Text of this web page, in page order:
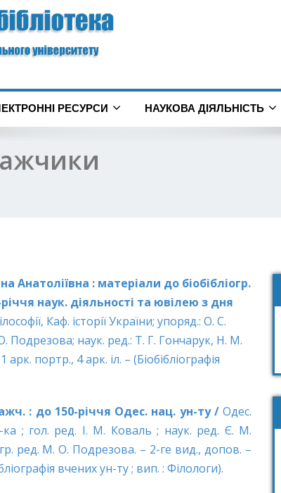
РЕСУРСИ НАУКОВА ДІЯЛЬНІСТЬ
: матеріали до біобібліогр.
наук. діяльності та ювілею з дня
Каф. історії України; упоряд.: О. С.
наук. ред.: Т. Г. Гончарук, Н. М.
портр., 4 арк. іл. – (Біобібліографія
: до 150-річчя Одес. нац. ун-ту / Одес.
; гол. ред. І. М. Коваль ; наук. ред. Є. М.
ред. М. О. Подрезова. – 2-ге вид., допов. –
вчених ун-ту ; вип. : Філологи).